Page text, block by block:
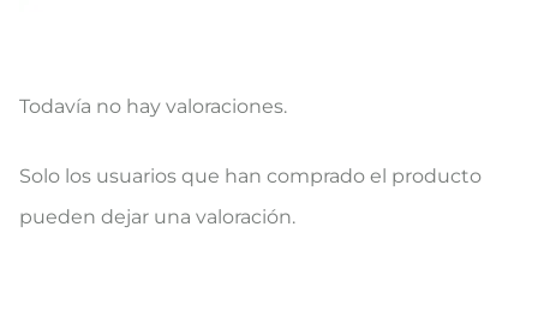
V
a
Todavía no hay valoraciones.
Solo los usuarios que han comprado el producto
pueden dejar una valoración.